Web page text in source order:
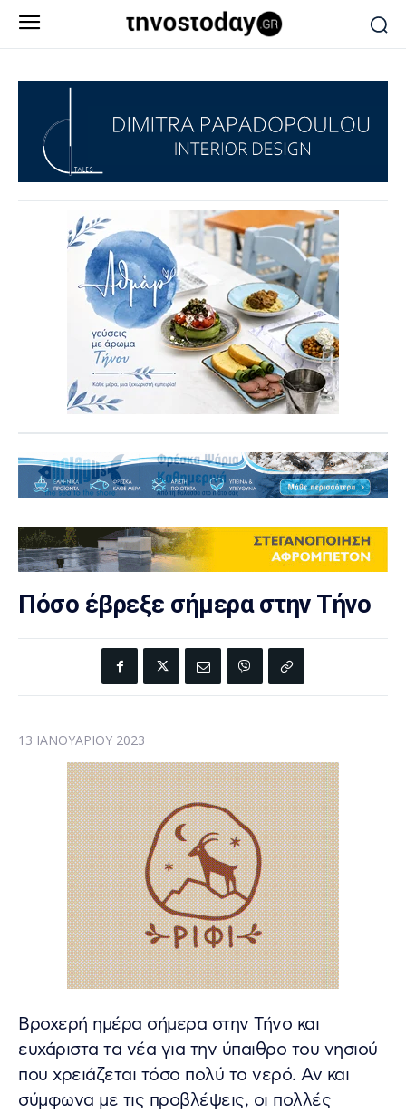
Πόσο έβρεξε σήμερα στην Τήνο
13 ΙΑΝΟΥΑΡΊΟΥ 2023
Βροχερή ημέρα σήμερα στην Τήνο και
ευχάριστα τα νέα για την ύπαιθρο του νησιού
που χρειάζεται τόσο πολύ το νερό. Αν και
σύμφωνα με τις προβλέψεις, οι πολλές